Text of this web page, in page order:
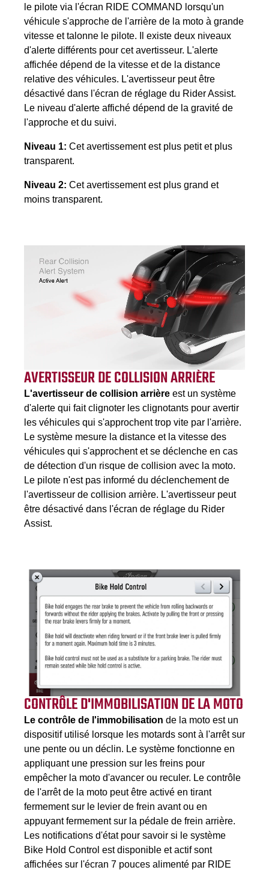
le pilote via l'écran RIDE COMMAND lorsqu'un
véhicule s'approche de l'arrière de la moto à grande
vitesse et talonne le pilote. Il existe deux niveaux
d'alerte différents pour cet avertisseur. L'alerte
affichée dépend de la vitesse et de la distance
relative des véhicules. L'avertisseur peut être
désactivé dans l'écran de réglage du Rider Assist.
Le niveau d'alerte affiché dépend de la gravité de
l'approche et du suivi.
Niveau 1: Cet avertissement est plus petit et plus
transparent.
Niveau 2: Cet avertissement est plus grand et
moins transparent.
AVERTISSEUR DE COLLISION ARRIÈRE
L'avertisseur de collision arrière est un système
d'alerte qui fait clignoter les clignotants pour avertir
les véhicules qui s'approchent trop vite par l'arrière.
Le système mesure la distance et la vitesse des
véhicules qui s'approchent et se déclenche en cas
de détection d'un risque de collision avec la moto.
Le pilote n'est pas informé du déclenchement de
l'avertisseur de collision arrière. L'avertisseur peut
être désactivé dans l'écran de réglage du Rider
Assist.
CONTRÔLE D'IMMOBILISATION DE LA MOTO
Le contrôle de l'immobilisation de la moto est un
dispositif utilisé lorsque les motards sont à l'arrêt sur
une pente ou un déclin. Le système fonctionne en
appliquant une pression sur les freins pour
empêcher la moto d'avancer ou reculer. Le contrôle
de l'arrêt de la moto peut être activé en tirant
fermement sur le levier de frein avant ou en
appuyant fermement sur la pédale de frein arrière.
Les notifications d'état pour savoir si le système
Bike Hold Control est disponible et actif sont
affichées sur l'écran 7 pouces alimenté par RIDE